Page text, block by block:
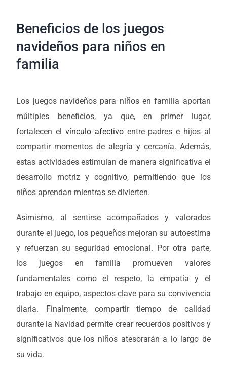
Beneficios de los juegos
navideños para niños en
familia
Los juegos navideños para niños en familia aportan
múltiples beneficios, ya que, en primer lugar,
fortalecen el vínculo afectivoentre padres e hijos al
compartir momentos de alegría y cercanía. Además,
estas actividades estimulan de manera significativa el
desarrollo motriz y cognitivo, permitiendo que los
niños aprendan mientras se divierten.
Asimismo, al sentirse acompañados y valorados
durante el juego, los pequeños mejoran su autoestima
y refuerzan su seguridad emocional. Por otra parte,
los juegos en familia promueven valores
fundamentales como el respeto, la empatía y el
trabajo en equipo, aspectos clave para su convivencia
diaria. Finalmente, compartir tiempo de calidad
durante la Navidad permite crear recuerdos positivos y
significativos que los niños atesorarán a lo largo de
su vida.